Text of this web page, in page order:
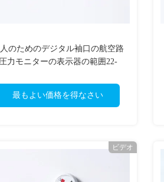
のためのデジタル袖口の航空路
力モニターの表示器の範囲22-
最もよい価格を得なさい
ビデオ